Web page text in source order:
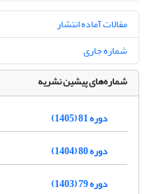
مقالات آماده انتشار
شماره جاری
شماره‌های پیشین نشریه
دوره 81 (1405)
دوره 80 (1404)
دوره 79 (1403)